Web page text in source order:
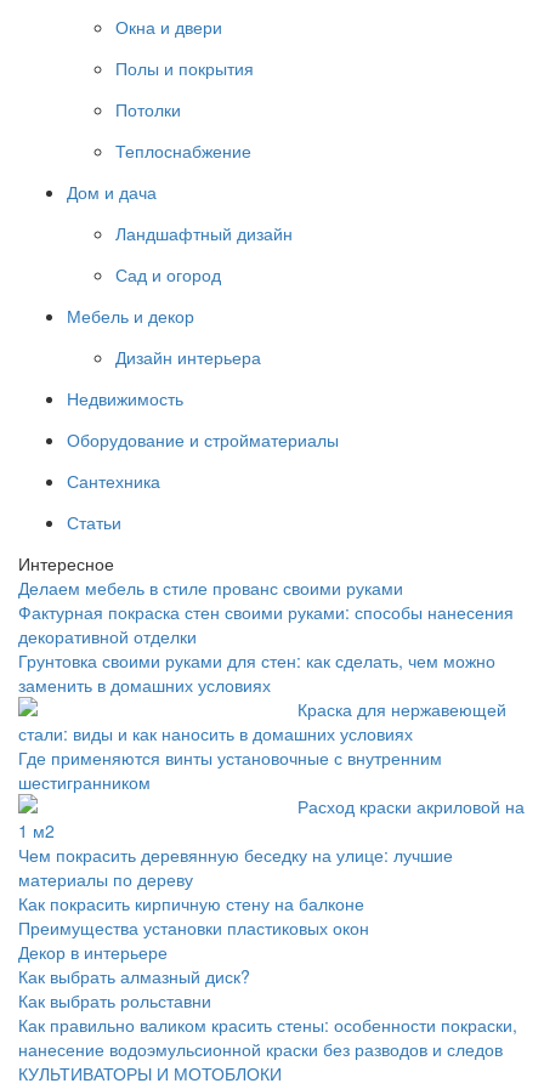
Окна и двери
Полы и покрытия
Потолки
Теплоснабжение
Дом и дача
Ландшафтный дизайн
Сад и огород
Мебель и декор
Дизайн интерьера
Недвижимость
Оборудование и стройматериалы
Сантехника
Статьи
Интересное
Делаем мебель в стиле прованс своими руками
Фактурная покраска стен своими руками: способы нанесения
декоративной отделки
Грунтовка своими руками для стен: как сделать, чем можно
заменить в домашних условиях
Краска для нержавеющей
стали: виды и как наносить в домашних условиях
Где применяются винты установочные с внутренним
шестигранником
Расход краски акриловой на
1 м2
Чем покрасить деревянную беседку на улице: лучшие
материалы по дереву
Как покрасить кирпичную стену на балконе
Преимущества установки пластиковых окон
Декор в интерьере
Как выбрать алмазный диск?
Как выбрать рольставни
Как правильно валиком красить стены: особенности покраски,
нанесение водоэмульсионной краски без разводов и следов
КУЛЬТИВАТОРЫ И МОТОБЛОКИ